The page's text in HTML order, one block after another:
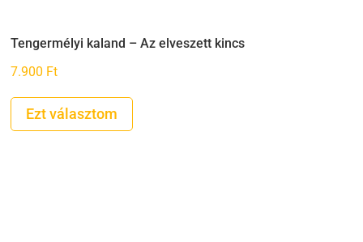
Tengermélyi kaland – Az elveszett kincs
7.900 Ft
Ezt választom